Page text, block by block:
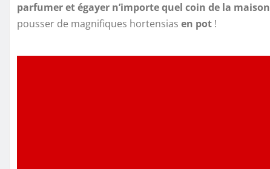
parfumer et égayer n’importe quel coin de la maison
pousser de magnifiques hortensias en pot !